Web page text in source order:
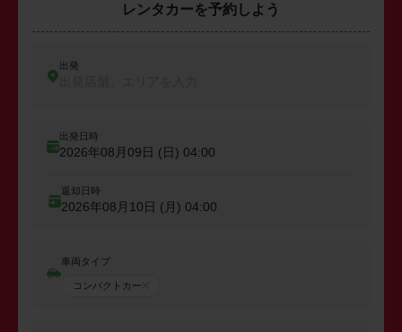
レンタカーを予約しよう
出発
出発日時
2026年08月09日 (日) 04:00
返却日時
2026年08月10日 (月) 04:00
車両タイプ
コンパクトカー